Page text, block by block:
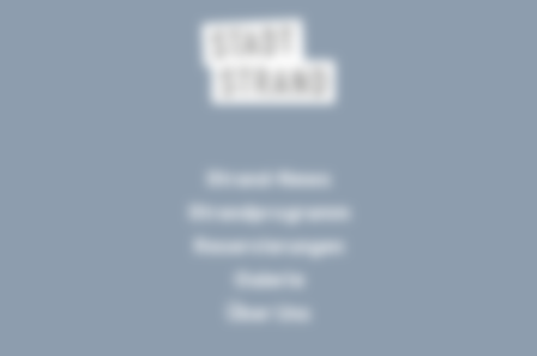
Strand-News
Strandprogramm
Reservierungen
Galerie
Über Uns